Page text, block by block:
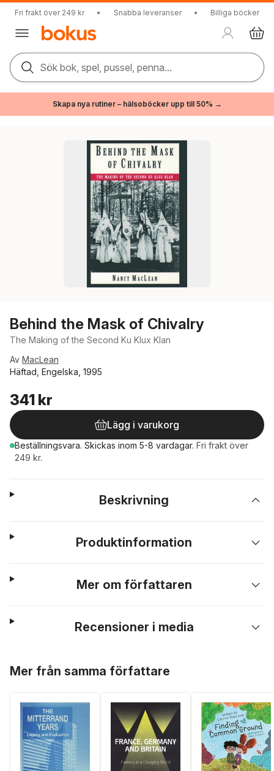
Fri frakt över 249 kr • Snabba leveranser • Billiga böcker
Sök bok, spel, pussel, penna...
Skapa nya rutiner – hälsoböcker upp till 50% →
Behind the Mask of Chivalry
The Making of the Second Ku Klux Klan
Av MacLean
Häftad, Engelska, 1995
341 kr
Lägg i varukorg
Beställningsvara. Skickas inom 5-8 vardagar. Fri frakt över
249 kr.
Beskrivning
Produktinformation
Mer om författaren
Recensioner i media
Mer från samma författare